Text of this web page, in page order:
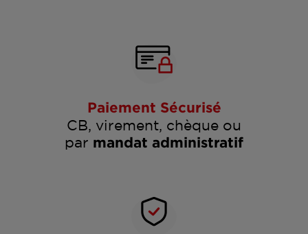
Paiement Sécurisé
CB, virement, chèque ou
par mandat administratif